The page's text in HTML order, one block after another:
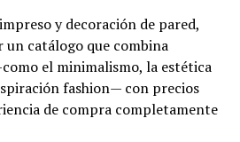
y decoración de pared,
catálogo que combina
el minimalismo, la estética
fashion— con precios
de compra completamente